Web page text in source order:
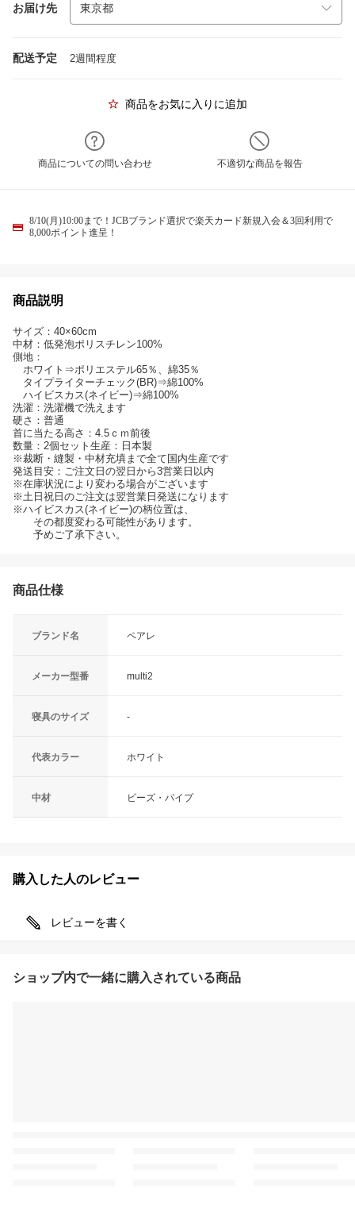
お届け先
配送予定 2週間程度
商品をお気に入りに追加
商品についての問い合わせ 不適切な商品を報告
8/10(月)10:00まで！JCBブランド選択で楽天カード新規入会＆3回利用で
8,000ポイント進呈！
商品説明
サイズ：40×60cm
中材：低発泡ポリスチレン100%
側地：
ホワイト⇒ポリエステル65％、綿35％
タイプライターチェック(BR)⇒綿100%
ハイビスカス(ネイビー)⇒綿100%
洗濯：洗濯機で洗えます
硬さ：普通
首に当たる高さ：4.5ｃｍ前後
数量：2個セット生産：日本製
※裁断・縫製・中材充填まで全て国内生産です
発送目安：ご注文日の翌日から3営業日以内
※在庫状況により変わる場合がございます
※土日祝日のご注文は翌営業日発送になります
※ハイビスカス(ネイビー)の柄位置は、
その都度変わる可能性があります。
予めご了承下さい。
商品仕様
ブランド名 ペアレ
メーカー型番 multi2
寝具のサイズ -
代表カラー ホワイト
中材 ビーズ・パイプ
購入した人のレビュー
レビューを書く
ショップ内で一緒に購入されている商品